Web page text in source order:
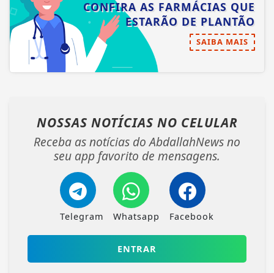
CONFIRA AS FARMÁCIAS QUE
ESTARÃO DE PLANTÃO
SAIBA MAIS
NOSSAS NOTÍCIAS NO CELULAR
Receba as notícias do AbdallahNews no
seu app favorito de mensagens.
Telegram Whatsapp Facebook
ENTRAR